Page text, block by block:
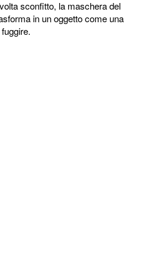
sconfitto, la maschera del
in un oggetto come una